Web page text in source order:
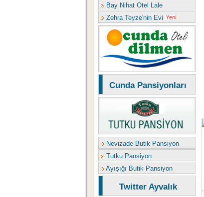
Bay Nihat Otel Lale
Zehra Teyze'nin Evi
Cunda Pansiyonları
Nevizade Butik Pansiyon
Tutku Pansiyon
Ayışığı Butik Pansiyon
Twitter Ayvalık